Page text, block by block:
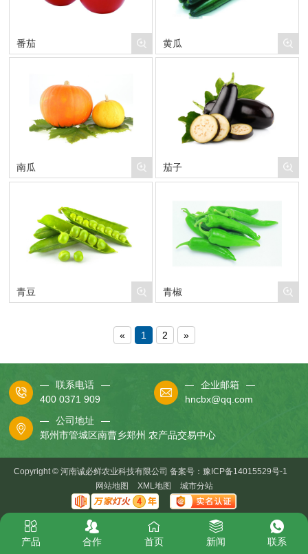
番茄 黄瓜
南瓜 茄子
青豆 青椒
« 1 2 »
联系电话
400 0371 909
企业邮箱
hncbx@qq.com
公司地址
郑州市管城区南曹乡郑州 农产品交易中心
Copyright © 河南诚必鲜农业科技有限公司 备案号： 豫ICP备14015529号-1
网站地图
XML地图 城市分站
产品 合作 首页 新闻 联系